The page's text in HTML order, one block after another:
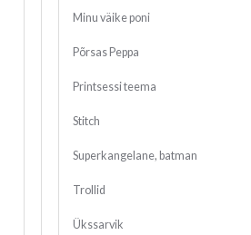
Minu väike poni
Põrsas Peppa
Printsessi teema
Stitch
Superkangelane, batman
Trollid
Ükssarvik